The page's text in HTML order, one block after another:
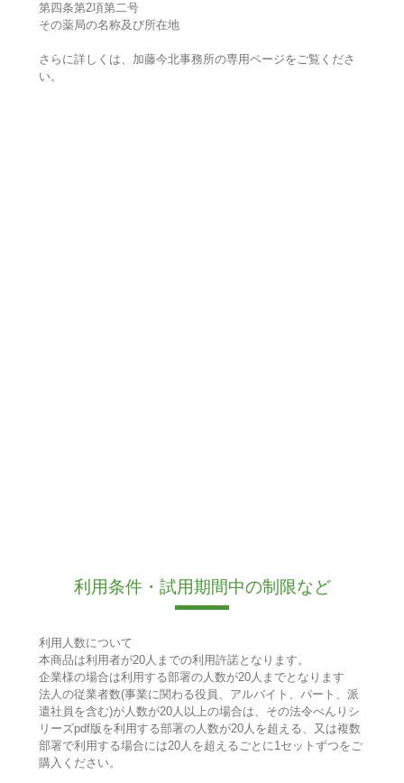
第四条第2項第二号
その薬局の名称及び所在地
さらに詳しくは、加藤今北事務所の専用ページをご覧くださ
い。
利用条件・試用期間中の制限など
利用人数について
本商品は利用者が20人までの利用許諾となります。
企業様の場合は利用する部署の人数が20人までとなります
法人の従業者数(事業に関わる役員、アルバイト、パート、派
遣社員を含む)が人数が20人以上の場合は、その法令べんりシ
リーズpdf版を利用する部署の人数が20人を超える、又は複数
部署で利用する場合には20人を超えるごとに1セットずつをご
購入ください。